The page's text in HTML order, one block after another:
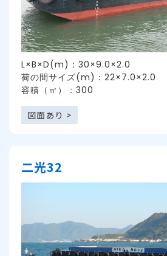
L×B×D(m)：30×9.0×2.0
荷の間サイズ(m)：22×7.0×2.0
容積（㎥）：300
図面あり >
二光32